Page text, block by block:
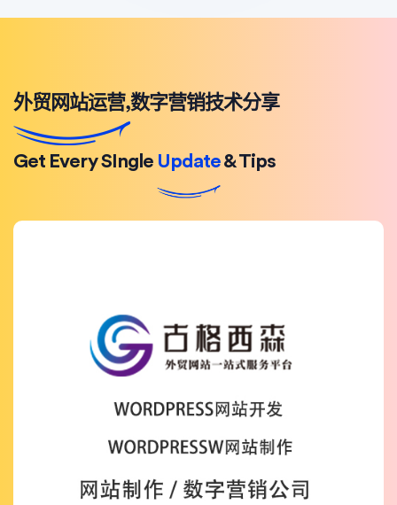
外贸网站运营,数字营销技术分享
Get Every SIngle Update& Tips